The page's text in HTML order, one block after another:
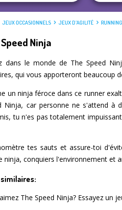
JEUX OCCASIONNELS JEUX D'AGILITÉ
Ninja
dans le monde de The Speed
qui vous apporteront beaucoup
un ninja féroce dans ce runner
Ninja, car personne ne s'attend à
tu n'es pas totalement
tes sauts et assure-toi
ninja, conquiers l'environnement et
The Speed Ninja? Essayez un